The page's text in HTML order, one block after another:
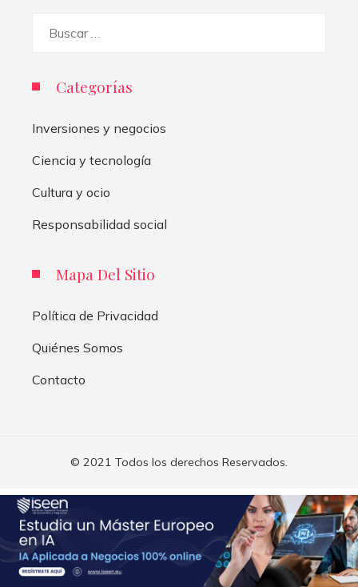
Categorías
Inversiones y negocios
Ciencia y tecnología
Cultura y ocio
Responsabilidad social
Mapa Del Sitio
Política de Privacidad
Quiénes Somos
Contacto
© 2021 Todos los derechos Reservados.